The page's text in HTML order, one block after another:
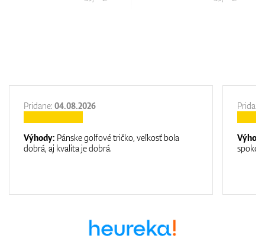
Pridane: 04.08.2026
Výhody: Pánske golfové tričko, veľkosť bola
dobrá, aj kvalita je dobrá.